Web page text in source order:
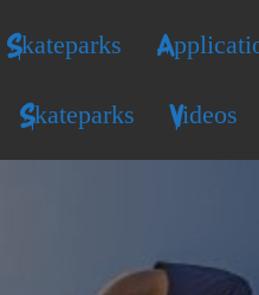
Skateparks Videos